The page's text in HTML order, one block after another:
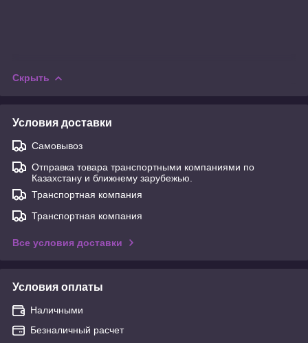
Скрыть
Условия доставки
Самовывоз
Отправка товара транспортными компаниями по
Казахстану и ближнему зарубежью.
Транспортная компания
Транспортная компания
Все условия доставки
Условия оплаты
Наличными
Безналичный расчет